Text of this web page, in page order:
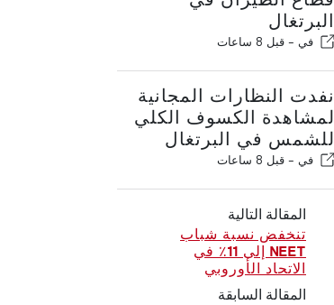
البرتغال
في - قبل 8 ساعات
نفدت النظارات المجانية
لمشاهدة الكسوف الكلي
للشمس في البرتغال
في - قبل 8 ساعات
المقالة التالية
تنخفض نسبة شباب
NEET إلى 11٪ في
الاتحاد الأوروبي
المقالة السابقة